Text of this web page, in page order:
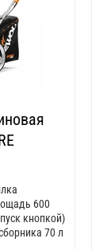
600
кнопкой)
70 л